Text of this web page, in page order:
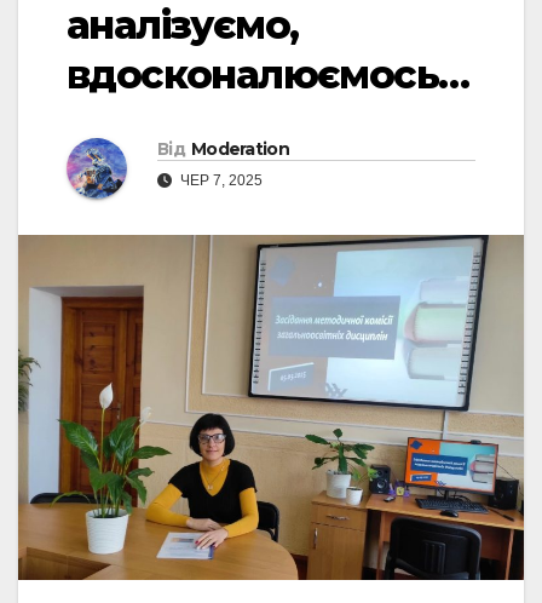
аналізуємо,
вдосконалюємось…
Від Moderation
ЧЕР 7, 2025